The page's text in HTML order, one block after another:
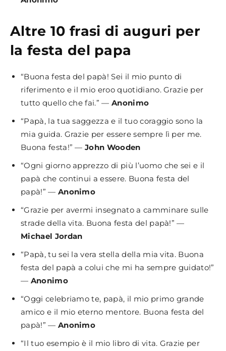
Altre 10 frasi di auguri per
la festa del papa
“Buona festa del papà! Sei il mio punto di
riferimento e il mio eroo quotidiano. Grazie per
tutto quello che fai.” —Anonimo
“Papà, la tua saggezza e il tuo coraggio sono la
mia guida. Grazie per essere sempre lì per me.
Buona festa!” —John Wooden
“Ogni giorno apprezzo di più l’uomo che sei e il
papà che continui a essere. Buona festa del
papà!” — Anonimo
“Grazie per avermi insegnato a camminare sulle
strade della vita. Buona festa del papà!” —
Michael Jordan
“Papà, tu sei la vera stella della mia vita. Buona
festa del papà a colui che mi ha sempre guidato!”
— Anonimo
“Oggi celebriamo te, papà, il mio primo grande
amico e il mio eterno mentore. Buona festa del
papà!” — Anonimo
“Il tuo esempio è il mio libro di vita. Grazie per